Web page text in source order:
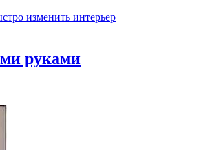
изменить интерьер
руками